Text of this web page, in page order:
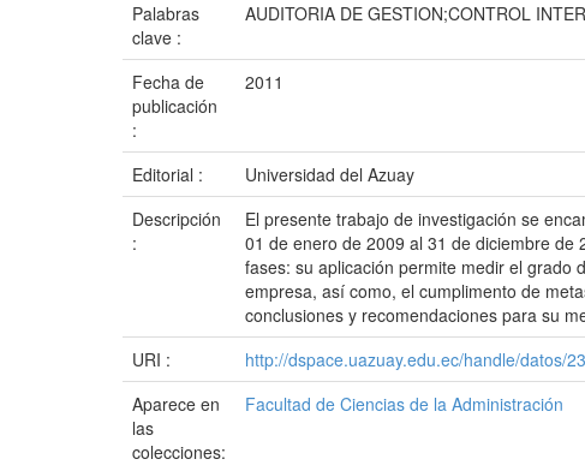
Palabras
clave :
AUDITORIA DE GESTION;CONTROL
Fecha de
publicación
:
2011
Editorial :
Universidad del Azuay
Descripción
:
El presente trabajo de investigación se
01 de enero de 2009 al 31 de diciembre de
fases: su aplicación permite medir el grado
empresa, así como, el cumplimento de
conclusiones y recomendaciones para su
URI :
http://dspace.uazuay.edu.ec/handle/datos/
Aparece en
las
colecciones:
Facultad de Ciencias de la Administración